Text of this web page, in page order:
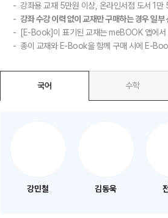
강좌용 교재 5만원 이상, 온라인서점 도서 1
강좌 수강 이력 없이 교재만 구매하는 경우 일
[E-Book]이 표기된 교재는 meBOOK 앱에
종이 교재와 E-Book을 함께 구매 시에 E-
국어 수학
강민철 김동욱